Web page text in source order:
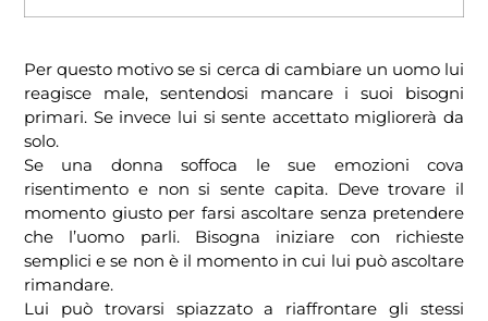
Per questo motivo se si cerca di cambiare un uomo lui
reagisce male, sentendosi mancare i suoi bisogni
primari. Se invece lui si sente accettato migliorerà da
solo.
Se una donna soffoca le sue emozioni cova
risentimento e non si sente capita. Deve trovare il
momento giusto per farsi ascoltare senza pretendere
che l’uomo parli. Bisogna iniziare con richieste
semplici e se non è il momento in cui lui può ascoltare
rimandare.
Lui può trovarsi spiazzato a riaffrontare gli stessi